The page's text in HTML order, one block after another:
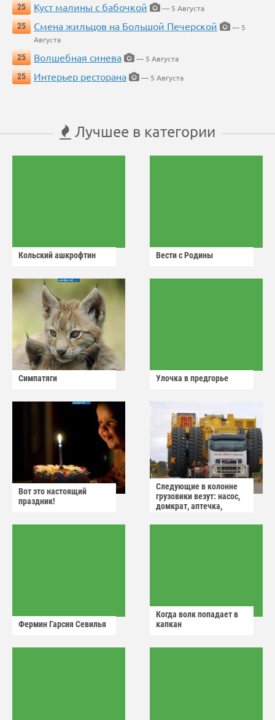
25
Куст малины с бабочкой
— 5 Августа
25
Смена жильцов на Большой Печерской
— 5
Августа
25
Волшебная синева
— 5 Августа
25
Интерьер ресторана — 5 Августа
Лучшее в категории
Кольский ашкрофтин Вести с Родины
Симпатяги Улочка в предгорье
Вот это настоящий
праздник!
Следующие в колонне
грузовики везут: насос,
домкрат, аптечка,
Фермин Гарсия Севилья
Когда волк попадает в
капкан